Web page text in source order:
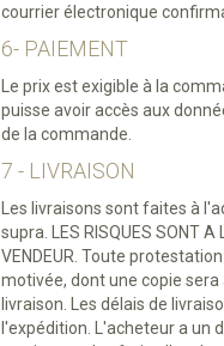
courrier électronique
6- PAIEMENT
Le prix est exigible à la
puisse avoir accès aux
de la commande.
7 - LIVRAISON
Les livraisons sont faites à
supra. LES RISQUES SONT A
VENDEUR. Toute
motivée, dont une copie
livraison. Les délais de
l'expédition. L'acheteur a un